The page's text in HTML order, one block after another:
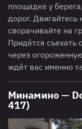
площадке у
дорог. Двигайтесь
сворачивайте на
Придётся съехать
через
ждёт вас именно
Минамино —
417)